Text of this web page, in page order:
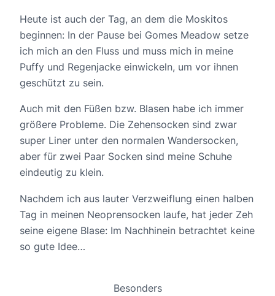
Heute ist auch der Tag, an dem die Moskitos
beginnen: In der Pause bei Gomes Meadow setze
ich mich an den Fluss und muss mich in meine
Puffy und Regenjacke einwickeln, um vor ihnen
geschützt zu sein.
Auch mit den Füßen bzw. Blasen habe ich immer
größere Probleme. Die Zehensocken sind zwar
super Liner unter den normalen Wandersocken,
aber für zwei Paar Socken sind meine Schuhe
eindeutig zu klein.
Nachdem ich aus lauter Verzweiflung einen halben
Tag in meinen Neoprensocken laufe, hat jeder Zeh
seine eigene Blase: Im Nachhinein betrachtet keine
so gute Idee…
Besonders